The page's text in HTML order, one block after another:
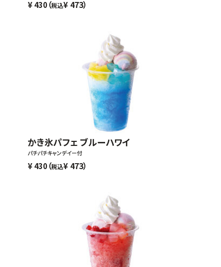
¥430（税込¥473）
かき氷パフェ ブルーハワイ
パチパチキャンデイー付
¥430（税込¥473）